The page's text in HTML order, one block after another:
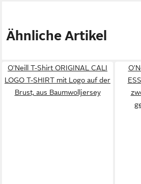
Ähnliche Artikel
O'Neill T-Shirt ORIGINAL CALI
LOGO T-SHIRT mit Logo auf der
Brust, aus Baumwolljersey